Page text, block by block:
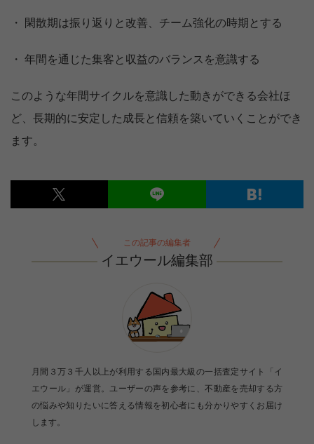
・ 閑散期は振り返りと改善、チーム強化の時期とする
・ 年間を通じた集客と収益のバランスを意識する
このような年間サイクルを意識した動きができる会社ほ
ど、長期的に安定した成長と信頼を築いていくことができ
ます。
この記事の編集者
イエウール編集部
月間３万３千人以上が利用する国内最大級の一括査定サイト「イ
エウール」が運営。ユーザーの声を参考に、不動産を売却する方
の悩みや知りたいに答える情報を初心者にも分かりやすくお届け
します。